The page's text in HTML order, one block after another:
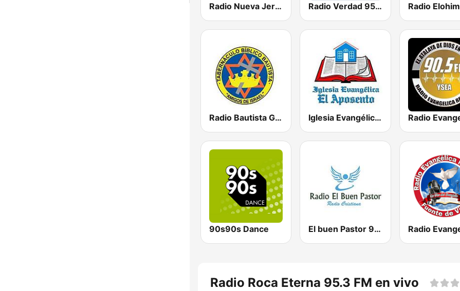
Radio Nueva Jerusalem Radio Verdad 95.7 FM Radio Elohim
Radio Bautista Global 89.7 FM Iglesia Evangélica El Aposento
90s90s Dance El buen Pastor 98.1 FM
Radio Roca Eterna 95.3 FM en vivo